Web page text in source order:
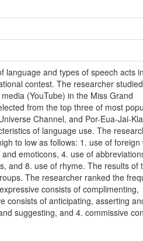
language and types of speech acts
contest. The researcher studied
(YouTube) in the Miss Grand
from the top three of most
Channel, and Por-Eua-Jai-
of language use. The
to low as follows: 1. use of foreign
emoticons, 4. use of
and 8. use of rhyme. The results of
The researcher ranked the
consists of complimenting,
consists of anticipating, asserting
suggesting, and 4. commissive